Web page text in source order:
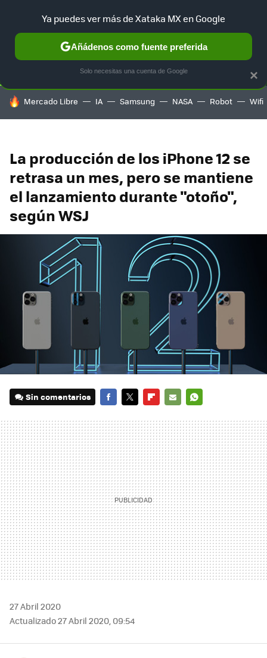
SELECCIÓN GAMING HOME AUTO TERRITORIO
HOY SE HABLA DE
Mercado Libre IA Samsung NASA Robot Wifi
La producción de los iPhone 12 se
retrasa un mes, pero se mantiene
el lanzamiento durante "otoño",
según WSJ
Sin comentarios
MAIL
27 Abril 2020
Actualizado 27 Abril 2020, 09:54
×
Ya puedes ver más de Xataka MX en Google
Añádenos como fuente preferida
Solo necesitas una cuenta de Google